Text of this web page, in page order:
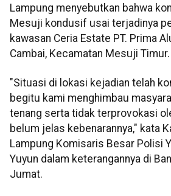
Lampung menyebutkan bahwa
Mesuji kondusif usai terjadinya
kawasan Ceria Estate PT. Prima
Cambai, Kecamatan Mesuji Timur.
"Situasi di lokasi kejadian telah
begitu kami menghimbau
tenang serta tidak terprovokasi
belum jelas kebenarannya," kata
Lampung Komisaris Besar Polisi
Yuyun dalam keterangannya di
Jumat.